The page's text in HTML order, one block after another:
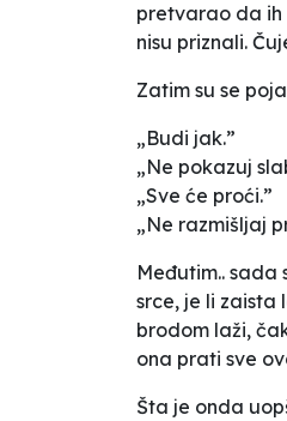
pretvarao da ih
nisu priznali.
Zatim su se
„Budi jak.”
„Ne pokazuj
„Sve će proći.”
„Ne razmišljaj
Međutim..
srce, je li zaista
brodom laži,
ona prati sve
Šta je onda